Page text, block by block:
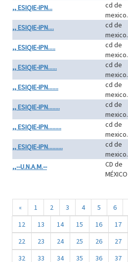
,, ESIQIE-IPN...
cd de
mexico.
,, ESIQIE-IPN....
cd de
mexico.
,, ESIQIE-IPN.....
cd de
mexico.
,, ESIQIE-IPN......
cd de
mexico.
,, ESIQIE-IPN.......
cd de
mexico.
,, ESIQIE-IPN........
cd de
mexico.
,, ESIQIE-IPN.........
cd de
mexico.
,, ESIQIE-IPN..........
cd de
mexico.
,,--U.N.A.M.--
CD de
MÉXICO
« 1 2 3 4 5 6
12
13 14 15 16 17
22
23 24 25 26 27
32
33 34 35 36 37